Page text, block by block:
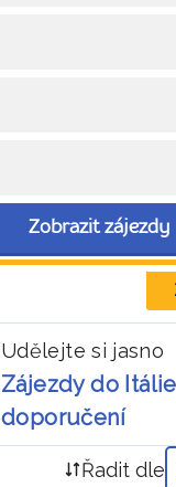
Zobrazit zájezdy
Udělejte si jasno
Zájezdy do
doporučení
Řadit dle